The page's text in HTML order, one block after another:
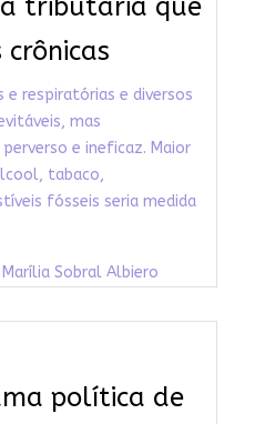
tributária que
e respiratórias e diversos
mas
e ineficaz. Maior
tabaco,
fósseis seria medida
Marília Sobral Albiero
política de